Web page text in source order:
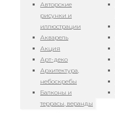
Авторские
рисунки и
иллюстрации
Акварель
Акция
Арт-деко
Архитектура,
небоскребы
Балконы и
террасы, веранды